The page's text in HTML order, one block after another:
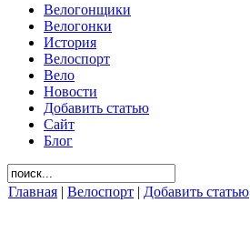
Велогонщики
Велогонки
История
Велоспорт
Вело
Новости
Добавить статью
Сайт
Блог
Главная | Велоспорт | Добавить статью